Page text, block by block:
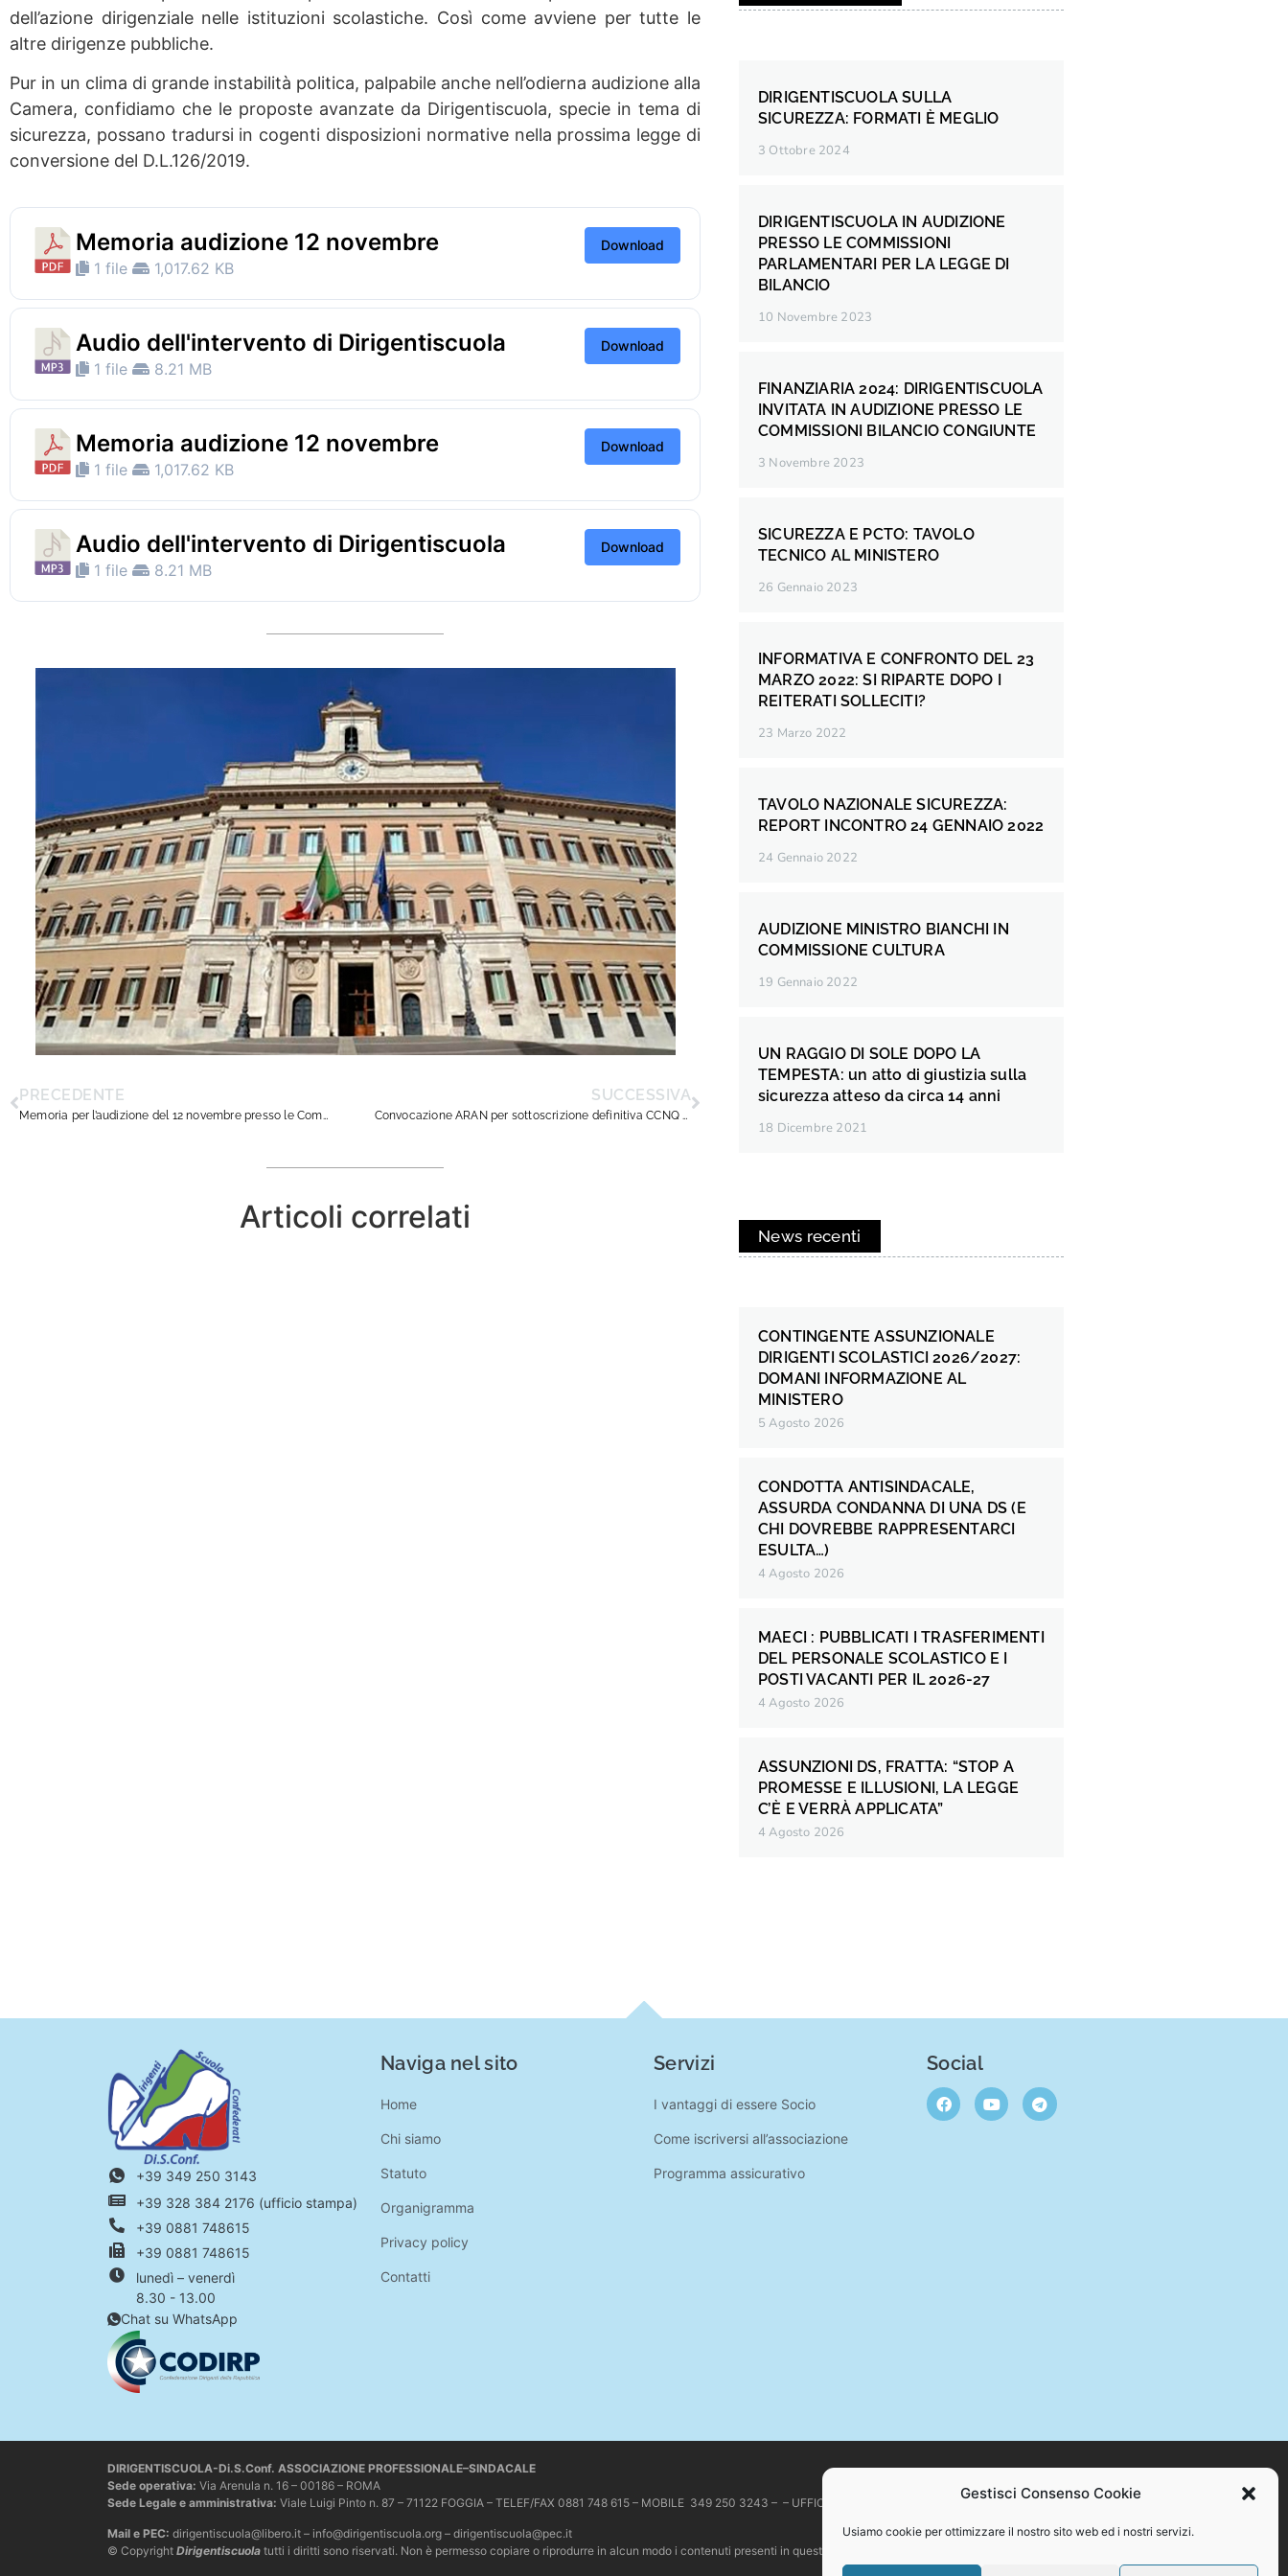
Gestisci Consenso Cookie
Usiamo cookie per ottimizzare il nostro sito web ed i nostri servizi.
dell’azione dirigenziale nelle istituzioni scolastiche. Così come avviene per tutte le
altre dirigenze pubbliche.
Pur in un clima di grande instabilità politica, palpabile anche nell’odierna audizione alla
Camera, confidiamo che le proposte avanzate da Dirigentiscuola, specie in tema di
sicurezza, possano tradursi in cogenti disposizioni normative nella prossima legge di
conversione del D.L.126/2019.
Memoria audizione 12 novembre
1 file 1,017.62 KB
Download
Audio dell'intervento di Dirigentiscuola
1 file 8.21 MB
Download
Memoria audizione 12 novembre
1 file 1,017.62 KB
Download
Audio dell'intervento di Dirigentiscuola
1 file 8.21 MB
Download
PRECEDENTE
Memoria per l’audizione del 12 novembre presso le Commissioni VII ed XI della Camera dei Deputati
SUCCESSIVA
Convocazione ARAN per sottoscrizione definitiva CCNQ permessi e distacchi.
Articoli correlati
DIRIGENTISCUOLA SULLA
SICUREZZA: FORMATI È MEGLIO
3 Ottobre 2024
DIRIGENTISCUOLA IN AUDIZIONE
PRESSO LE COMMISSIONI
PARLAMENTARI PER LA LEGGE DI
BILANCIO
10 Novembre 2023
FINANZIARIA 2024: DIRIGENTISCUOLA
INVITATA IN AUDIZIONE PRESSO LE
COMMISSIONI BILANCIO CONGIUNTE
3 Novembre 2023
SICUREZZA E PCTO: TAVOLO
TECNICO AL MINISTERO
26 Gennaio 2023
INFORMATIVA E CONFRONTO DEL 23
MARZO 2022: SI RIPARTE DOPO I
REITERATI SOLLECITI?
23 Marzo 2022
TAVOLO NAZIONALE SICUREZZA:
REPORT INCONTRO 24 GENNAIO 2022
24 Gennaio 2022
AUDIZIONE MINISTRO BIANCHI IN
COMMISSIONE CULTURA
19 Gennaio 2022
UN RAGGIO DI SOLE DOPO LA
TEMPESTA: un atto di giustizia sulla
sicurezza atteso da circa 14 anni
18 Dicembre 2021
News recenti
CONTINGENTE ASSUNZIONALE
DIRIGENTI SCOLASTICI 2026/2027:
DOMANI INFORMAZIONE AL
MINISTERO
5 Agosto 2026
CONDOTTA ANTISINDACALE,
ASSURDA CONDANNA DI UNA DS (E
CHI DOVREBBE RAPPRESENTARCI
ESULTA…)
4 Agosto 2026
MAECI : PUBBLICATI I TRASFERIMENTI
DEL PERSONALE SCOLASTICO E I
POSTI VACANTI PER IL 2026-27
4 Agosto 2026
ASSUNZIONI DS, FRATTA: “STOP A
PROMESSE E ILLUSIONI, LA LEGGE
C’È E VERRÀ APPLICATA”
4 Agosto 2026
+39 349 250 3143
+39 328 384 2176 (ufficio stampa)
+39 0881 748615
+39 0881 748615
lunedì – venerdì
8.30 - 13.00
Chat su WhatsApp
Naviga nel sito
Home
Chi siamo
Statuto
Organigramma
Privacy policy
Contatti
Servizi
I vantaggi di essere Socio
Come iscriversi all’associazione
Programma assicurativo
Social
DIRIGENTISCUOLA-Di.S.Conf. ASSOCIAZIONE PROFESSIONALE–SINDACALE
Sede operativa: Via Arenula n. 16 – 00186 – ROMA
Sede Legale e amministrativa: Viale Luigi Pinto n. 87 – 71122 FOGGIA – TELEF/FAX 0881 748 615 – MOBILE 349 250 3243 – – UFFICIO STAMPA +39 328 384 2176 – C.F. 94086870717
Mail e PEC: dirigentiscuola@libero.it – info@dirigentiscuola.org – dirigentiscuola@pec.it
© Copyright Dirigentiscuola tutti i diritti sono riservati. Non è permesso copiare o riprodurre in alcun modo i contenuti presenti in questo sito se non con espresso consenso scritto del proprietario.